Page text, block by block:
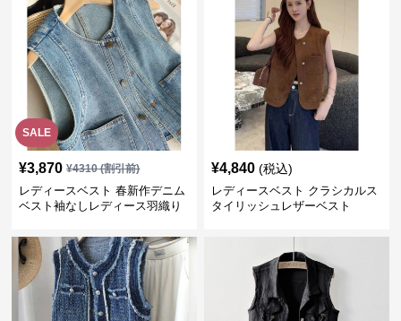
SALE
¥3,870 ¥4310(割引前)
レディースベスト 春新作デニム
ベスト袖なしレディース羽織り
¥4,840 (税込)
レディースベスト クラシカルス
タイリッシュレザーベスト